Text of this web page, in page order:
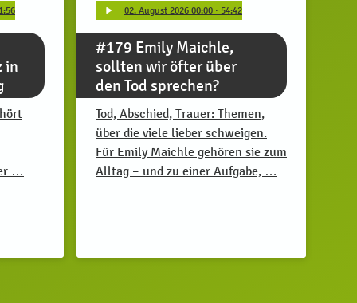
in
…
play_arrow 02. August 2026 00:00 · 54:42
#179 Emily Maichle,
sollten wir öfter über
den Tod sprechen?
Tod, Abschied, Trauer: Themen,
über die viele lieber schweigen.
Für Emily Maichle gehören sie zum
Alltag – und zu einer Aufgabe, …